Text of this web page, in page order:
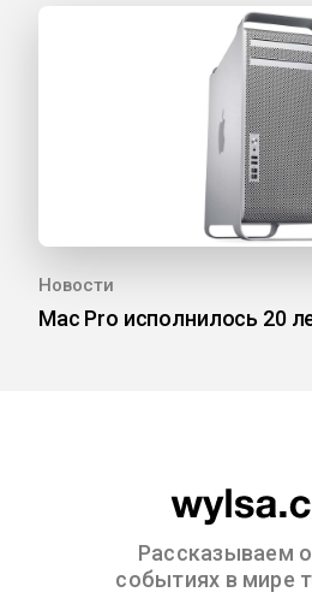
Новости
Mac Pro исполнилось 20
Рассказываем
событиях в мире